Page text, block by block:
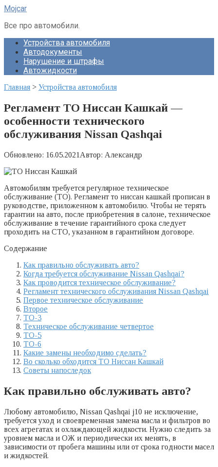
Перейти
контенту
Mojcar
Все про автомобили.
Устройства автомобиля
Автодокументы
Нарушение и штрафы
Автожидкости
Главная > Устройства автомобиля
Регламент ТО Ниссан Кашкай —
особенности технического
обслуживания Nissan Qashqai
Обновлено: 16.05.2021 Автор: Александр
Автомобилям требуется регулярное техническое
обслуживание (ТО). Регламент то ниссан кашкай прописан в
руководстве, приложенном к автомобилю. Чтобы не терять
гарантии на авто, после приобретения в салоне, техническое
обслуживание в течение гарантийного срока следует
проходить на СТО, указанном в гарантийном договоре.
Содержание
Как правильно обслуживать авто?
Когда требуется обслуживание Nissan Qashqai?
Как проводится техническое обслуживание?
Регламент технического обслуживания Nissan Qashqai
Первое техническое обслуживание
Второе
ТО-3
Техническое обслуживание четвертое
ТО-5
ТО-6
Какие замены необходимо сделать?
Во сколько обходится ТО Ниссан Кашкай
Советы напоследок
Как правильно обслуживать авто?
Любому автомобилю, Nissan Qashqai j10 не исключение,
требуется уход и своевременная замена масла и фильтров во
всех агрегатах и охлаждающей жидкости. Нужно следить за
уровнем масла и ОЖ и периодически их менять, в
зависимости от пробега машины или от срока годности масел
и жидкостей.